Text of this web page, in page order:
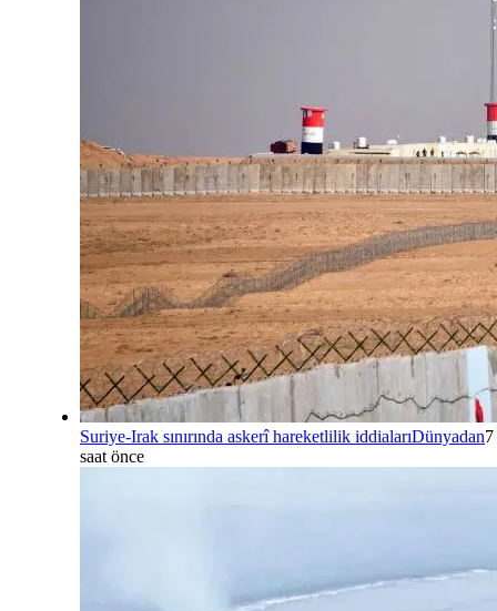
Suriye-Irak sınırında askerî hareketlilik iddialarıDünyadan7
saat önce